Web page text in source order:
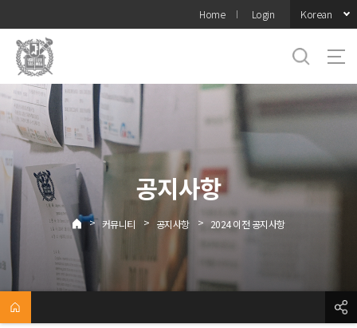
메뉴
Home Login Korean
공지사항
> 커뮤니티 > 공지사항 > 2024 이전 공지사항